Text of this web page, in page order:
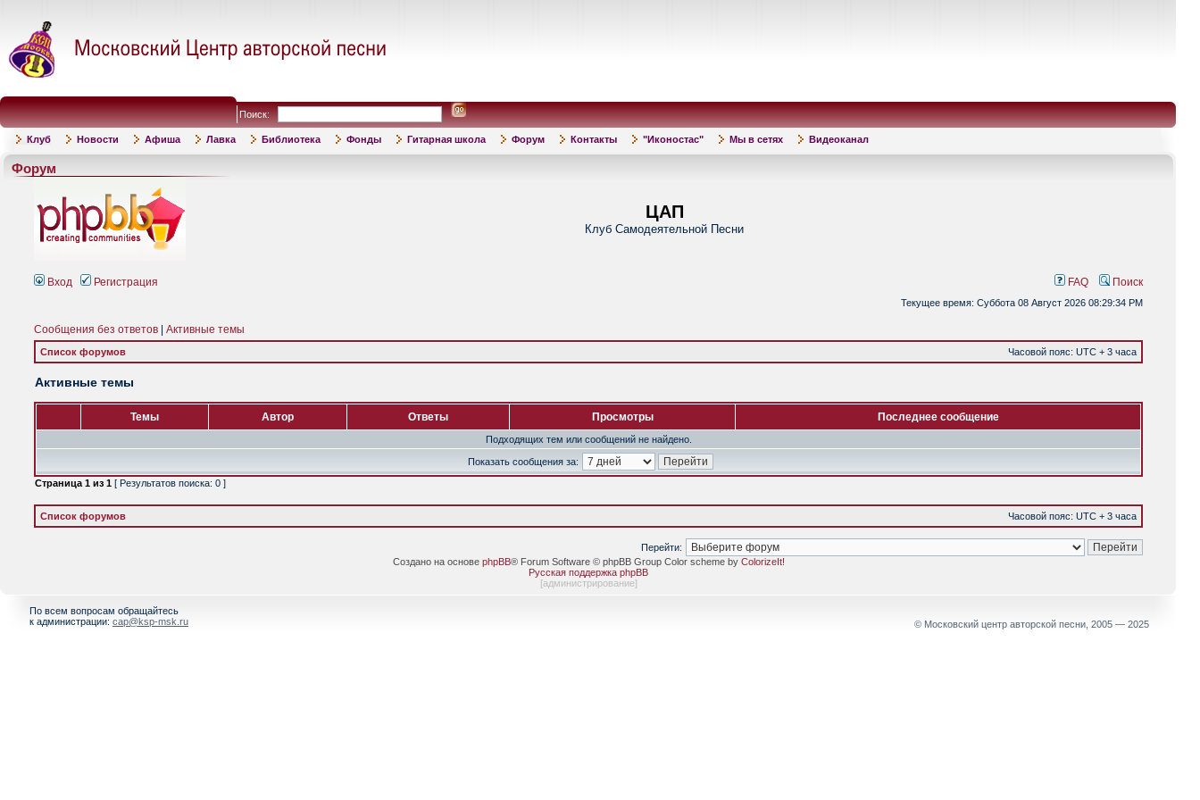
Поиск:
Клуб Новости Афиша Лавка Библиотека Фонды Гитарная школа Форум Контакты "Иконостас" Мы в сетях Видеоканал
Форум
ЦАП
Клуб Самодеятельной Песни
Вход Регистрация FAQ Поиск
Текущее время: Суббота 08 Август 2026 08:29:34 PM
Сообщения без ответов Активные темы
Список форумов Часовой пояс: UTC + 3 часа
Активные темы
Темы Автор Ответы Просмотры Последнее сообщение
Подходящих тем или сообщений не найдено.
Показать сообщения за:
Страница 1 из 1 [ Результатов поиска: 0 ]
Список форумов Часовой пояс: UTC + 3 часа
Перейти:
Создано на основе phpBB® Forum Software © phpBB Group Color scheme by ColorizeIt!
Русская поддержка phpBB
[администрирование]
По всем вопросам обращайтесь
к администрации: cap@ksp-msk.ru © Московский центр авторской песни, 2005 — 2025